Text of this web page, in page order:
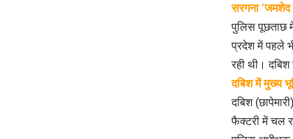
सरगना ‘जमशेद
​पुलिस पूछताछ
प्रदेश में पहले
रही थी।
दबिश में मुख्य
दबिश
फैक्टरी में चल